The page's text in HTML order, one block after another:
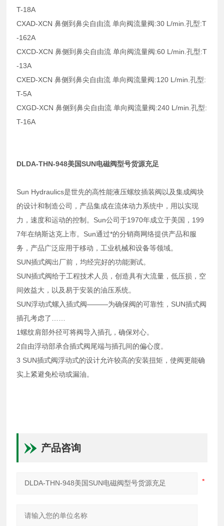
T-18A
CXAD-XCN 鼻侧到鼻尖自由流 单向阀流量阀:30 L/min.孔型:T
-162A
CXCD-XCN 鼻侧到鼻尖自由流 单向阀流量阀:60 L/min.孔型:T
-13A
CXED-XCN 鼻侧到鼻尖自由流 单向阀流量阀:120 L/min.孔型:
T-5A
CXGD-XCN 鼻侧到鼻尖自由流 单向阀流量阀:240 L/min.孔型:
T-16A
DLDA-THN-948美国SUN电磁阀型号货源充足
Sun Hydraulics是世先的高性能液压螺纹插装阀以及集成阀块
的设计和制造公司，产品集成在流体动力系统中，用以实现
力，速度和运动的控制。Sun公司于1970年成立于美国，199
7年在纳斯达克上市。Sun通过*的分销商网络提供产品和服
务，产品广泛应用于移动，工业机械和设备等领域。
SUN插式阀出厂前，均经完好的功能测试。
SUN插式阀给于工程技术人员，创造具有大流量，低压损，空
间效益大，以及易于安装的油压系统。
SUN浮动式螺入插式阀———为确保阀的可靠性，SUN插式阀
插孔考虑了……
1螺纹肩部外径可将阀导入插孔，确保对心。
2自由浮动部承合插式阀尾端与插孔间的偏心度。
3 SUN插式阀浮动式的设计允许较高的安装扭矩，使阀更能确
实上紧避免松动或漏油。
产品咨询